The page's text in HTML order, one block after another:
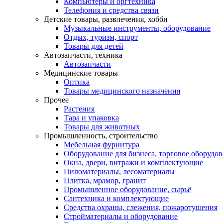
Телефония и средства связи
Детские товары, развлечения, хобби
Музыкальные инструменты, оборудование
Отдых, туризм, спорт
Товары для детей
Автозапчасти, техника
Автозапчасти
Медицинские товары
Оптика
Товары медицинского назначения
Прочее
Растения
Тара и упаковка
Товары для животных
Промышленность, строительство
Мебельная фурнитура
Оборудование для бизнеса, торговое
Окна, двери, витражи и комплектующие
Пиломатериалы, лесоматериалы
Плитка, мрамор, гранит
Промышленное оборудование, сырьё
Сантехника и комплектующие
Средства охраны, слежения, пожаротушения
Стройматериалы и оборудование